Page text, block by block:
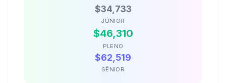
$34,733
JÚNIOR
$46,310
PLENO
$62,519
SÊNIOR